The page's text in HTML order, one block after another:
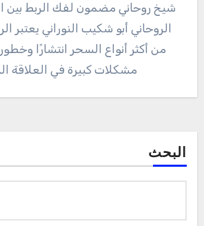
شيخ روحاني مضمون لفك الربط بين
الروحاني أبو شكيب النوراني يعتبر
من أكثر أنواع السحر انتشارًا
مشكلات كبيرة في العلاقة
البحث